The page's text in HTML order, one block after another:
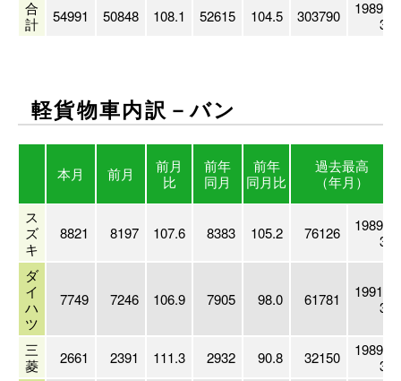
合
計
54991 50848 108.1 52615 104.5 303790
1989.
3
軽貨物車内訳－バン
本月 前月
前月
比
前年
同月
前年
同月比
過去最高
（年月）
ス
ズ
キ
8821 8197 107.6 8383 105.2 76126
1989.
3
ダ
イ
ハ
ツ
7749 7246 106.9 7905 98.0 61781
1991.
3
三
菱
2661 2391 111.3 2932 90.8 32150
1989.
3